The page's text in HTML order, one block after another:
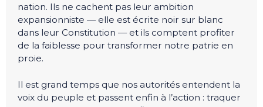
nation. Ils ne cachent pas leur ambition
expansionniste — elle est écrite noir sur blanc
dans leur Constitution — et ils comptent profiter
de la faiblesse pour transformer notre patrie en
proie.
Il est grand temps que nos autorités entendent la
voix du peuple et passent enfin à l’action : traquer